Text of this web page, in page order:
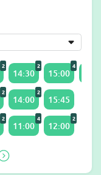
2
14:30
2
15:00
4
2
14:00
2
15:45
2
11:00
4
12:00
2